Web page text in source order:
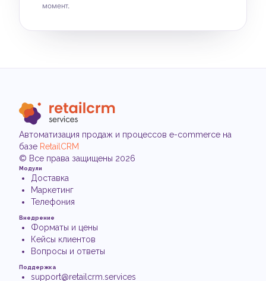
момент.
Автоматизация продаж и процессов e-commerce на
базе RetailCRM
© Все права защищены 2026
Модули
Доставка
Маркетинг
Телефония
Внедрение
Форматы и цены
Кейсы клиентов
Вопросы и ответы
Поддержка
support@retailcrm.services